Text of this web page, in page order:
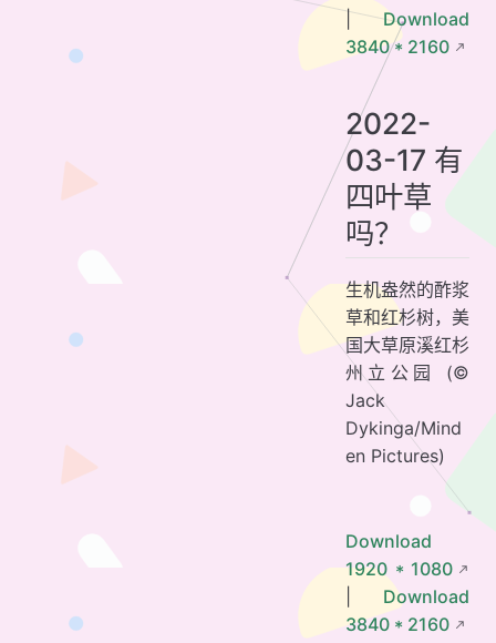
|Download
3840 * 2160
2022-
03-17 有
四叶草
吗？
生机盎然的酢浆
草和红杉树，美
国大草原溪红杉
州立公园 (©
Jack
Dykinga/Mind
en Pictures)
Download
1920 * 1080
Download
3840 * 2160